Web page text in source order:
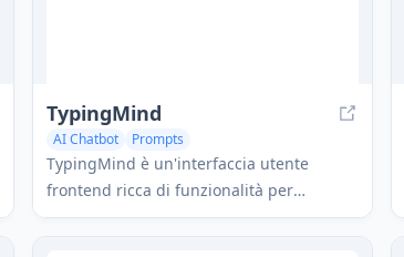
TypingMind
AI Chatbot Prompts
TypingMind è un'interfaccia utente
frontend ricca di funzionalità per
ChatGPT, Gemini, Claude e altri modelli di